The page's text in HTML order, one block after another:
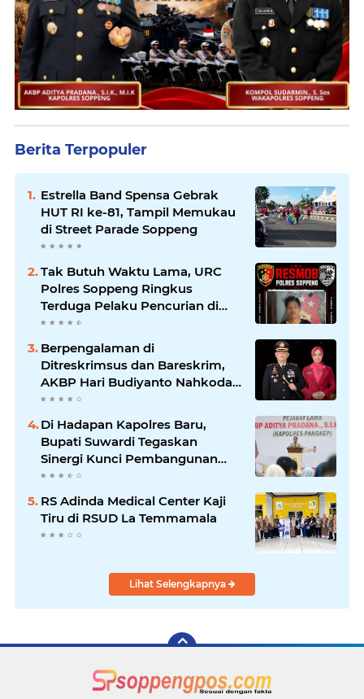
Berita Terpopuler
Estrella Band Spensa Gebrak
HUT RI ke-81, Tampil Memukau
di Street Parade Soppeng
Tak Butuh Waktu Lama, URC
Polres Soppeng Ringkus
Terduga Pelaku Pencurian di
Liliriaja
Berpengalaman di
Ditreskrimsus dan Bareskrim,
AKBP Hari Budiyanto Nahkodai
Polres Soppeng
Di Hadapan Kapolres Baru,
Bupati Suwardi Tegaskan
Sinergi Kunci Pembangunan
Soppeng
RS Adinda Medical Center Kaji
Tiru di RSUD La Temmamala
Lihat Selengkapnya